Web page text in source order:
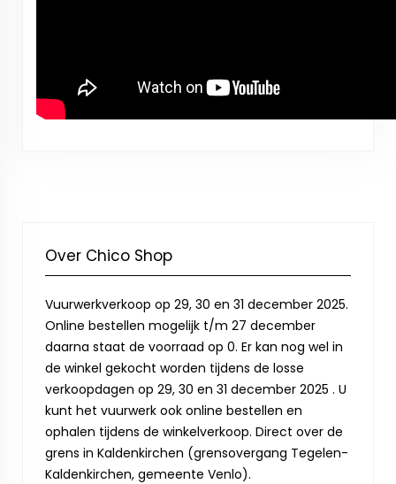
Over Chico Shop
Vuurwerkverkoop op 29, 30 en 31 december 2025.
Online bestellen mogelijk t/m 27 december
daarna staat de voorraad op 0. Er kan nog wel in
de winkel gekocht worden tijdens de losse
verkoopdagen op 29, 30 en 31 december 2025 . U
kunt het vuurwerk ook online bestellen en
ophalen tijdens de winkelverkoop. Direct over de
grens in Kaldenkirchen (grensovergang Tegelen-
Kaldenkirchen, gemeente Venlo).